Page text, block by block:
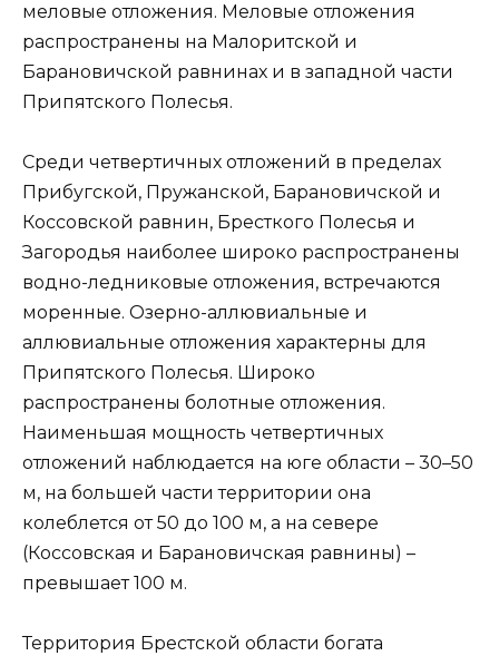
меловые отложения. Меловые отложения
распространены на Малоритской и
Барановичской равнинах и в западной части
Припятского Полесья.
Среди четвертичных отложений в пределах
Прибугской, Пружанской, Барановичской и
Коссовской равнин, Бресткого Полесья и
Загородья наиболее широко распространены
водно-ледниковые отложения, встречаются
моренные. Озерно-аллювиальные и
аллювиальные отложения характерны для
Припятского Полесья. Широко
распространены болотные отложения.
Наименьшая мощность четвертичных
отложений наблюдается на юге области – 30–50
м, на большей части территории она
колеблется от 50 до 100 м, а на севере
(Коссовская и Барановичская равнины) –
превышает 100 м.
Территория Брестской области богата